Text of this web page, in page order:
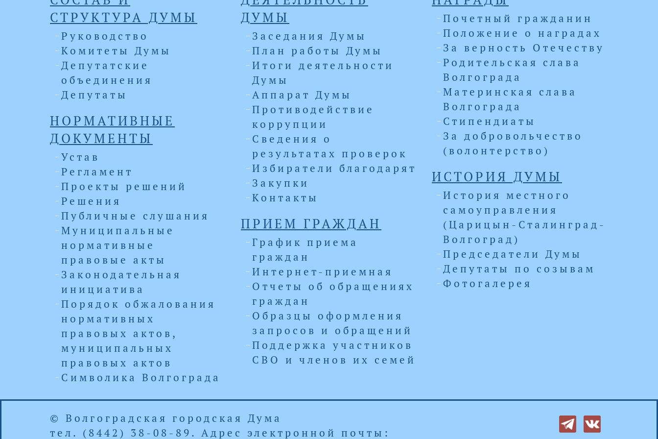
СТРУКТУРА ДУМЫ
Руководство
Комитеты Думы
Депутатские
объединения
Депутаты
НОРМАТИВНЫЕ
ДОКУМЕНТЫ
Устав
Регламент
Проекты решений
Решения
Публичные слушания
Муниципальные
нормативные
правовые акты
Законодательная
инициатива
Порядок обжалования
нормативных
правовых актов,
муниципальных
правовых актов
Символика Волгограда
ДУМЫ
Заседания Думы
План работы Думы
Итоги деятельности
Думы
Аппарат Думы
Противодействие
коррупции
Сведения о
результатах проверок
Избиратели благодарят
Закупки
Контакты
ПРИЕМ ГРАЖДАН
График приема
граждан
Интернет-приемная
Отчеты об обращениях
граждан
Образцы оформления
запросов и обращений
Поддержка участников
СВО и членов их семей
Почетный гражданин
Положение о наградах
За верность Отечеству
Родительская слава
Волгограда
Материнская слава
Волгограда
Стипендиаты
За добровольчество
(волонтерство)
ИСТОРИЯ ДУМЫ
История местного
самоуправления
(Царицын-Сталинград-
Волгоград)
Председатели Думы
Депутаты по созывам
Фотогалерея
© Волгоградская городская Дума
тел. (8442) 38-08-89. Адрес электронной почты: